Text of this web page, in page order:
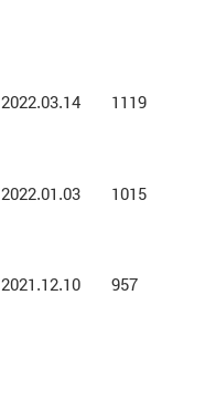
2022.03.14 1119
2022.01.03 1015
2021.12.10 957